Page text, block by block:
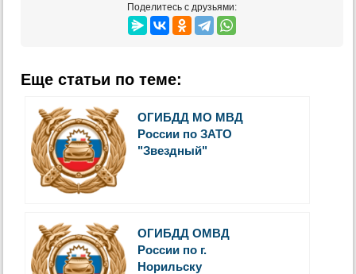
Поделитесь с друзьями:
Еще статьи по теме:
ОГИБДД МО МВД
России по ЗАТО
"Звездный"
ОГИБДД ОМВД
России по г.
Норильску